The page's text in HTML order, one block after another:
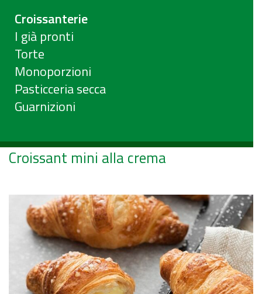
Croissanterie
I già pronti
Torte
Monoporzioni
Pasticceria secca
Guarnizioni
Croissant mini alla crema